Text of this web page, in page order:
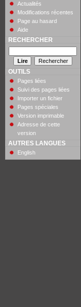
Actualités
Modifications récentes
Page au hasard
Aide
RECHERCHER
OUTILS
Pages liées
Suivi des pages liées
Importer un fichier
Pages spéciales
Version imprimable
Adresse de cette
version
AUTRES LANGUES
English